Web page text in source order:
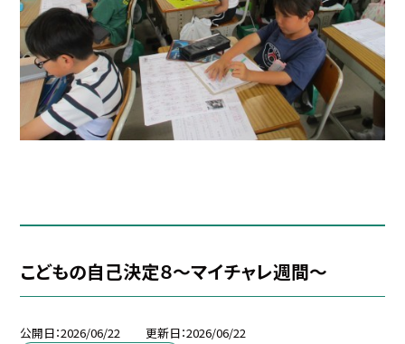
こどもの自己決定８～マイチャレ週間～
公開日 2026/06/22 更新日 2026/06/22